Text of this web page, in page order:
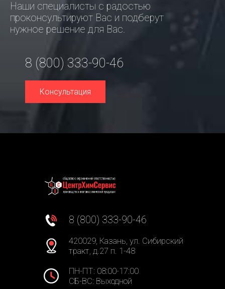
Наши специалисты с радостью
проконсультируют Вас и подберут
нужное решение для Вас.
8 (800) 333-90-46
Консультация
8 (800) 333-90-46
420029, Казань, ул. Сибирский
тракт, д.27 п. 1-48
ПН-ПТ: 08:00-17:00
СБ-ВС: Выходной